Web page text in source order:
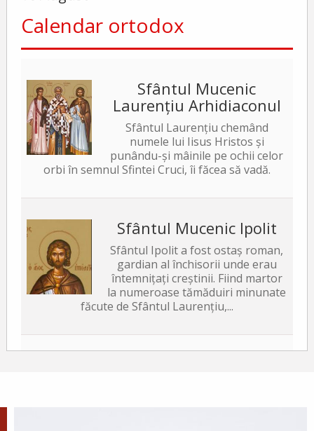
Calendar ortodox
Sfântul Mucenic
Laurențiu Arhidiaconul
Sfântul Laurențiu chemând
numele lui Iisus Hristos și
punându-și mâinile pe ochii celor
orbi în semnul Sfintei Cruci, îi făcea să vadă.
Sfântul Mucenic Ipolit
Sfântul Ipolit a fost ostaș roman,
gardian al închisorii unde erau
întemnițați creștinii. Fiind martor
la numeroase tămăduiri minunate
făcute de Sfântul Laurențiu,...